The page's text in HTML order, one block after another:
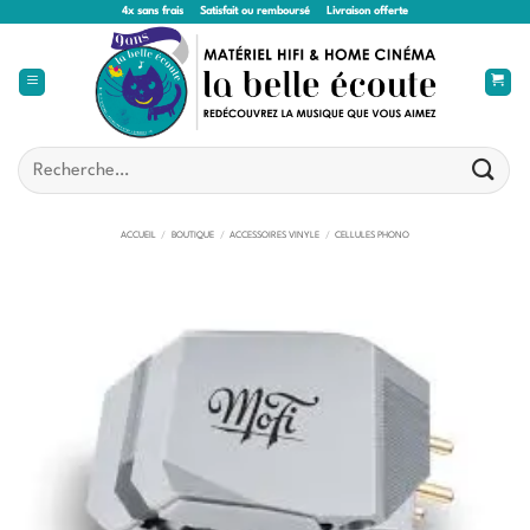
4x sans frais Satisfait ou remboursé Livraison offerte
Recherche
pour :
ACCUEIL / BOUTIQUE / ACCESSOIRES VINYLE / CELLULES PHONO